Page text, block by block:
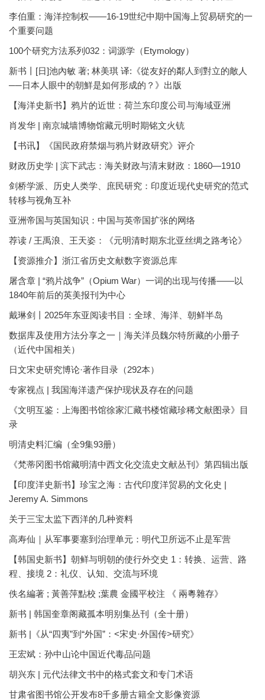
李伯重：海洋控制权——16-19世纪中期中国海上贸易研究的一
个重要问题
100个研究方法系列032：词源学（Etymology）
新书丨[日]池內敏 著; 林美琪 译:《從友好的鄰人到對立的敵人
──日本人眼中的朝鮮是如何形成的？》出版
【海洋史新书】鸦片的近世：荷兰东印度公司与海域亚洲
肖发华 | 南京城墙博物馆藏元明时期铭文火铳
【书讯】《国民政府禁烟与鸦片财政研究》评介
财政历史学 | 滨下武志：海关财政与清末财政：1860—1910
剑桥学派、历史人类学、庶民研究：印度近现代史研究的范式
转移与视角互补
亚洲帝国与英国知识：中国与英帝国扩张的网络
荐读 / 王禹浪、王天姿：《元明清时期东北亚丝绸之路考论》
【资源推介】浙江省历史文献数字资源总库
屠含章 | “鸦片战争”（Opium War）一词的出现与传播——以
1840年前后的英美报刊为中心
戴琳剑丨2025年东亚阅读书目：全球、海洋、朝鲜半岛
数据库及使用方法分享之一｜海关洋员魏尔特所藏的小册子
（近代中国相关）
日文宋史研究博论·著作目录（292本）
专家视点 | 我国海洋遗产保护现状及存在的问题
《文明互鉴：上海图书馆徐家汇藏书楼馆藏珍稀文献图录》目
录
明清史料汇编（全9集93册）
《梵蒂冈图书馆藏明清中西文化交流史文献丛刊》第四辑出版
【印度洋史新书】珍宝之海：古代印度洋贸易的文化史 |
Jeremy A. Simmons
关于三宝太监下西洋的几种资料
高寿仙｜从军事要塞到治理单元：明代卫所远不止是军营
【韩国史新书】朝鲜与明朝的使行外交史 1：转换、运营、路
程、接境 2：礼仪、认知、交流与环境
佚名編著 ; 黃善萍點校 ;葉農 金國平校注 《 兩粵雜存》
新书 | 韩国奎章阁藏孤本明别集丛刊（全十册）
新书 |《从“四夷”到“外国”：<宋史·外国传>研究》
王宏斌：孙中山论中国近代毒品问题
胡兴东 | 元代法律文书中的格式套文和专门术语
甘肃省图书馆公开发布8千多册古籍全文影像资源